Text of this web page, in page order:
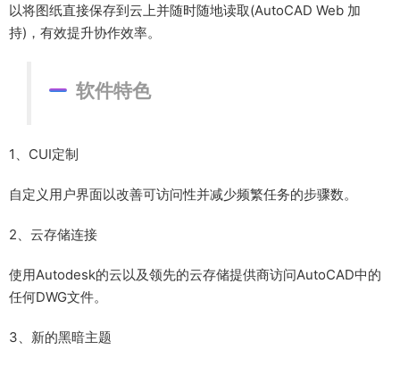
以将图纸直接保存到云上并随时随地读取(AutoCAD Web 加
持)，有效提升协作效率。
软件特色
1、CUI定制
自定义用户界面以改善可访问性并减少频繁任务的步骤数。
2、云存储连接
使用Autodesk的云以及领先的云存储提供商访问AutoCAD中的
任何DWG文件。
3、新的黑暗主题